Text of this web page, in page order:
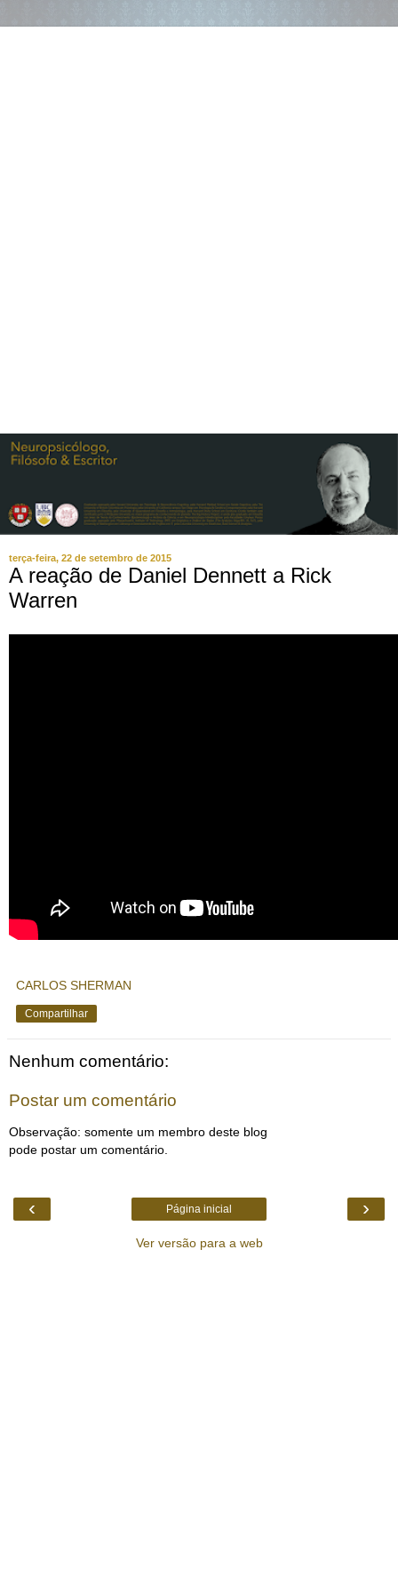
terça-feira, 22 de setembro de 2015
A reação de Daniel Dennett a Rick
Warren
CARLOS SHERMAN
Compartilhar
Nenhum comentário:
Postar um comentário
Observação: somente um membro deste blog
pode postar um comentário.
‹ ›
Página inicial
Ver versão para a web